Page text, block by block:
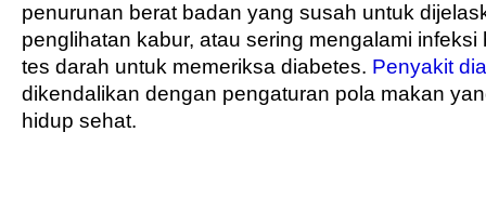
penurunan berat badan yang susah untuk
penglihatan kabur, atau sering mengalami
tes darah untuk memeriksa diabetes. Penyakit
dikendalikan dengan pengaturan pola makan
hidup sehat.